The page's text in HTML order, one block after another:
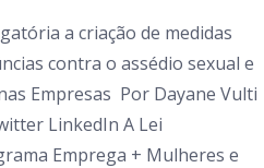
a criação de medidas
contra o assédio sexual e
Empresas Por Dayane Vulti
LinkedIn A Lei
Emprega + Mulheres e